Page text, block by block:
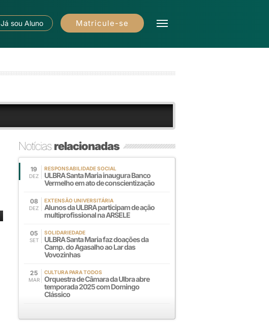
Já sou Aluno Matricule-se
Notíciasrelacionadas
19
DEZ
RESPONSABILIDADE SOCIAL
ULBRA Santa Maria inaugura Banco
Vermelho em ato de conscientização
08
DEZ
EXTENSÃO UNIVERSITÁRIA
Alunos da ULBRA participam de ação
multiprofissional na ARSELE
05
SET
SOLIDARIEDADE
ULBRA Santa Maria faz doações da
Camp. do Agasalho ao Lar das
Vovozinhas
25
MAR
CULTURA PARA TODOS
Orquestra de Câmara da Ulbra abre
temporada 2025 com Domingo
Clássico